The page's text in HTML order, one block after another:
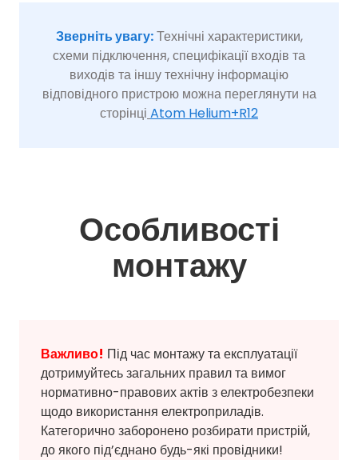
Зверніть увагу:Технічні характеристики,
схеми підключення, специфікації входів та
виходів та іншу технічну інформацію
відповідного пристрою можна переглянути на
сторінці Atom Helium+R12
Особливості
монтажу
Важливо! Під час монтажу та експлуатації
дотримуйтесь загальних правил та вимог
нормативно-правових актів з електробезпеки
щодо використання електроприладів.
Категорично заборонено розбирати пристрій,
до якого під’єднано будь-які провідники!